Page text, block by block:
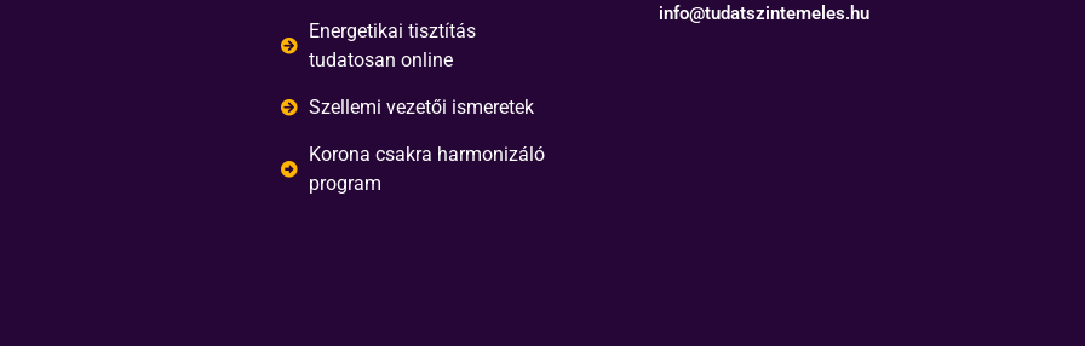
Energetikai tisztítás
tudatosan online
Szellemi vezetői ismeretek
Korona csakra harmonizáló
program
info@tudatszintemeles.hu